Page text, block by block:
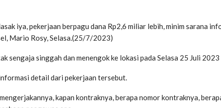
iya, pekerjaan berpagu dana Rp2,6 miliar lebih, minim sarana
Mario Rosy, Selasa.(25/7/2023)
sengaja singgah dan menengok ke lokasi pada Selasa 25 Juli
detail dari pekerjaan tersebut.
kapan kontraknya, berapa nomor kontraknya,